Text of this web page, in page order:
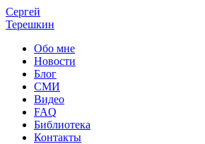
Сергей
Терешкин
Обо мне
Новости
Блог
СМИ
Видео
FAQ
Библиотека
Контакты